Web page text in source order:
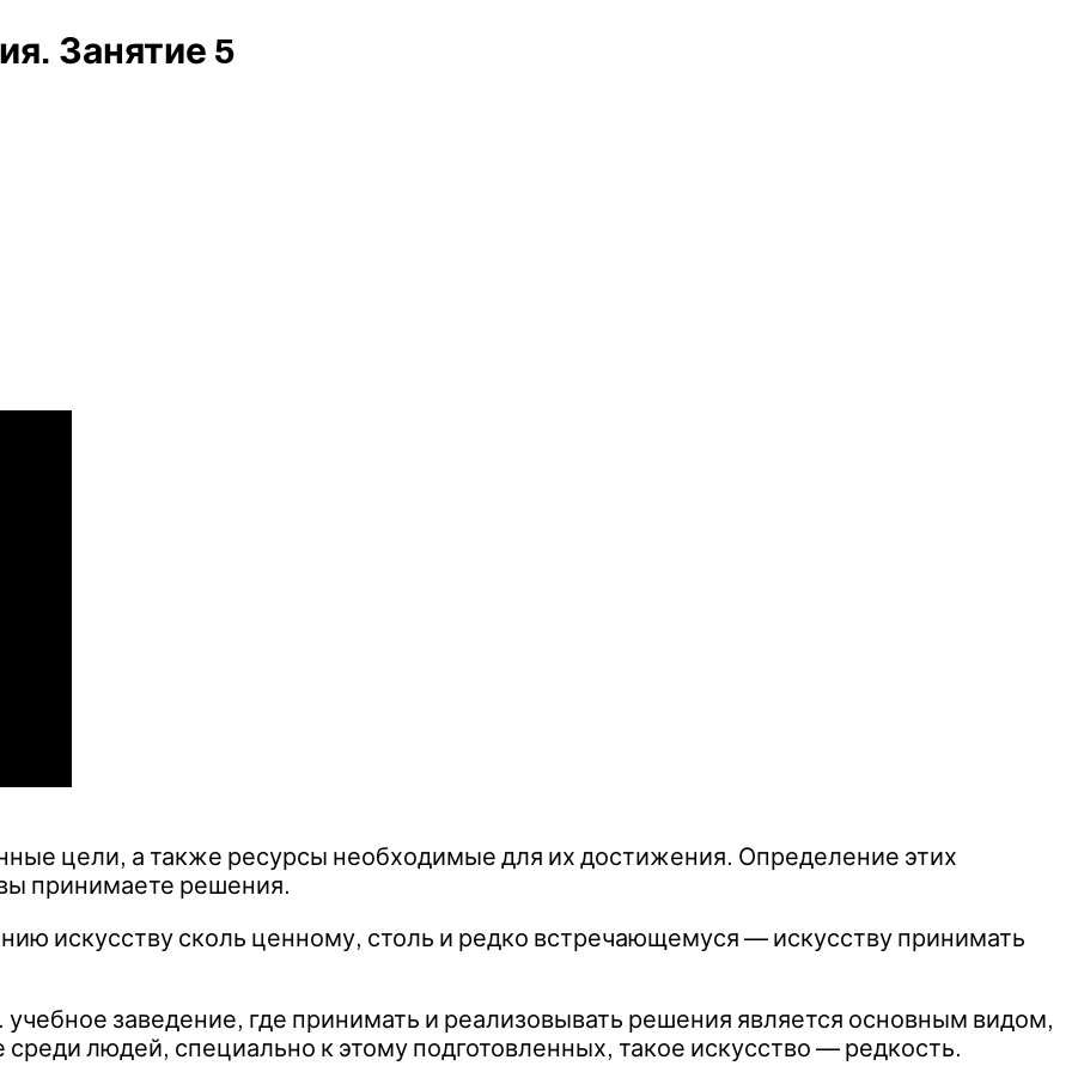
Занятие 5
цели, а также ресурсы необходимые для их достижения. Определение этих
принимаете решения.
искусству сколь ценному, столь и редко встречающемуся — искусству принимать
заведение, где принимать и реализовывать решения является основным видом,
людей, специально к этому подготовленных, такое искусство — редкость.